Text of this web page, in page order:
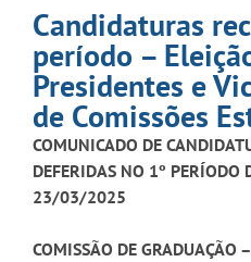
Candidaturas
período –
Presidentes e
de Comissões
COMUNICADO DE
DEFERIDAS NO 1º PERÍODO
23/03/2025
COMISSÃO DE